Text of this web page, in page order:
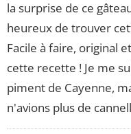
la surprise de ce
heureux de trouver
Facile à faire, original
cette recette ! Je me
piment de Cayenne,
n'avions plus de